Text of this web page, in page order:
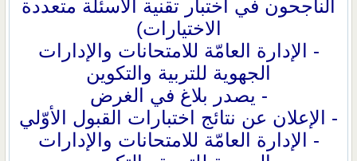
الناجحون في اختبار تقنية الأسئلة متعددة
الاختيارات)
- الإدارة العامّة للامتحانات والإدارات
الجهوية للتربية والتكوين
- يصدر بلاغ في الغرض
- الإعلان عن نتائج اختبارات القبول الأوّلي
- الإدارة العامّة للامتحانات والإدارات